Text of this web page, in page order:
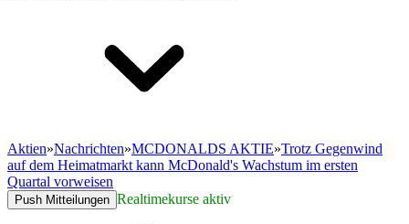
Aktien»Nachrichten»MCDONALDS AKTIE»Trotz Gegenwind
auf dem Heimatmarkt kann McDonald's Wachstum im ersten
Quartal vorweisen
Push Mitteilungen Realtimekurse aktiv